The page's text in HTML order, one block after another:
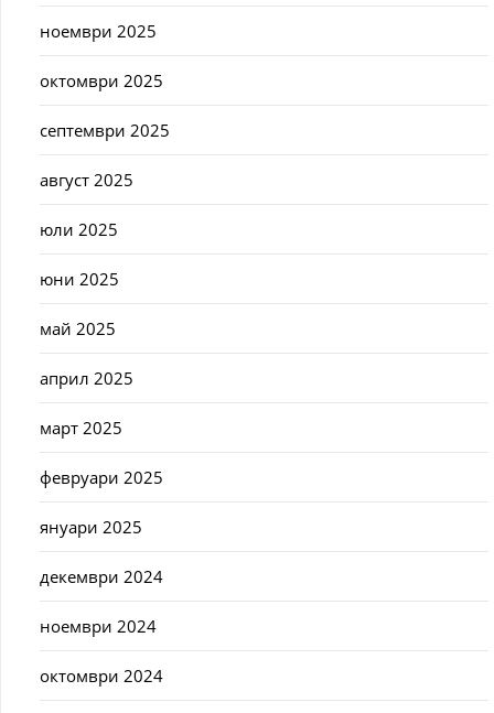
ноември 2025
октомври 2025
септември 2025
август 2025
юли 2025
юни 2025
май 2025
април 2025
март 2025
февруари 2025
януари 2025
декември 2024
ноември 2024
октомври 2024